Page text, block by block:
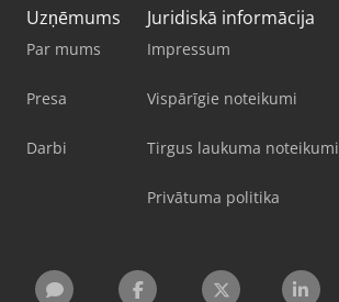
Uzņēmums
Par mums
Presa
Darbi
Juridiskā informācija
Impressum
Vispārīgie noteikumi
Tirgus laukuma noteikumi
Privātuma politika